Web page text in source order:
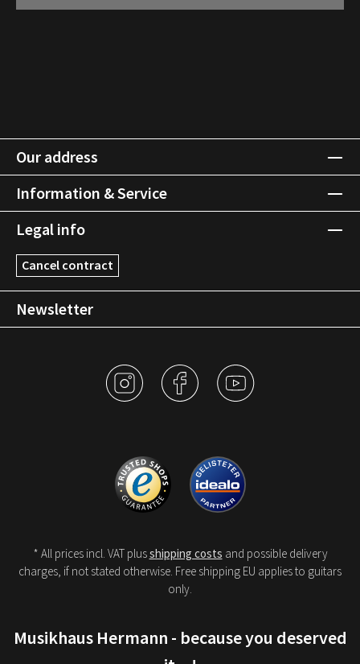
Our address
Information & Service
Legal info
Cancel contract
Newsletter
* All prices incl. VAT plusshipping costs and possible delivery
charges, if not stated otherwise. Free shipping EU applies to guitars
only.
Musikhaus Hermann - because you deserved